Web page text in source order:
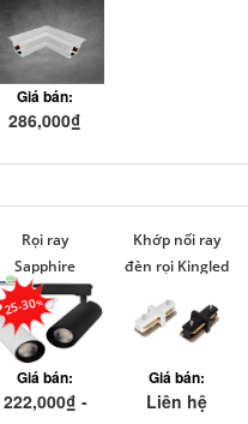
Kinglux
Giá bán:
286,000₫
Rọi ray
Sapphire
Kingled
25-30
Giá bán:
222,000₫ -
Khớp nối ray
đèn rọi Kingled
Giá bán:
Liên hệ